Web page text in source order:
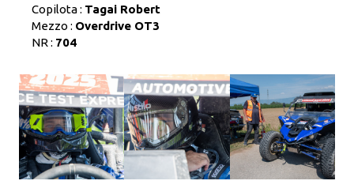
Copilota : Tagai Robert
Mezzo : Overdrive OT3
NR : 704